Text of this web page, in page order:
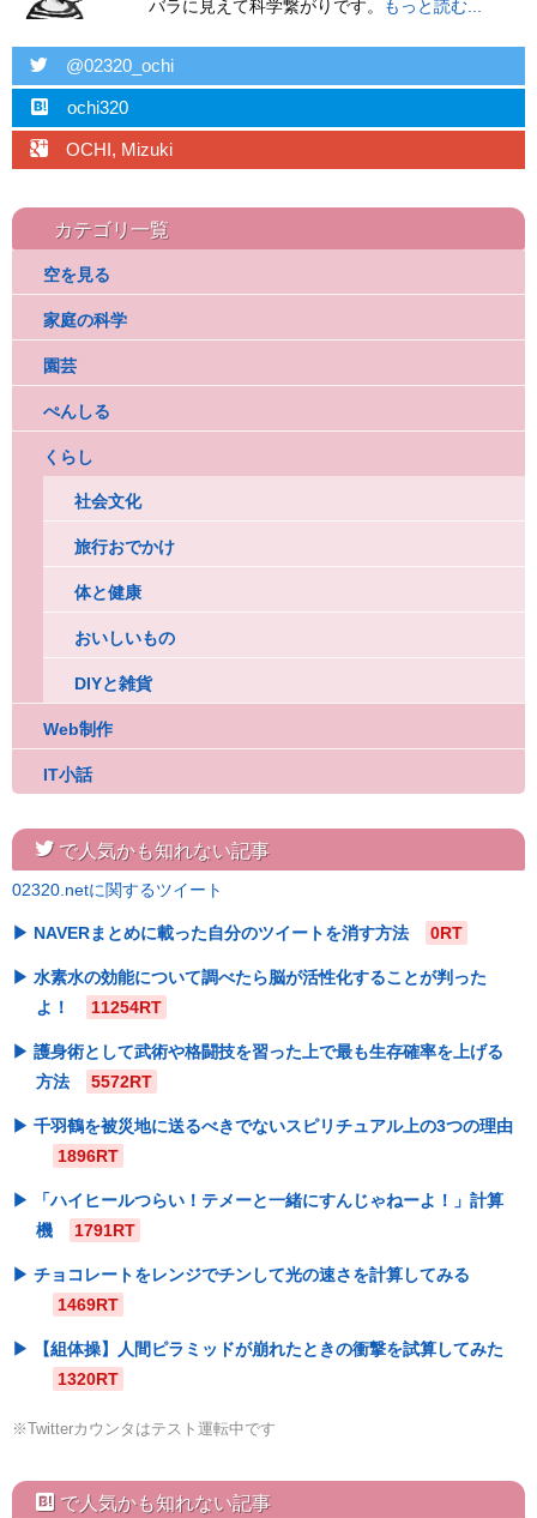
バラに見えて科学繋がりです。 もっと読む...
twitter @02320_ochi
hatebu ochi320
googleplus OCHI, Mizuki
カテゴリ一覧
空を見る
家庭の科学
園芸
ぺんしる
くらし
社会文化
旅行おでかけ
体と健康
おいしいもの
DIYと雑貨
Web制作
IT小話
twitterで人気かも知れない記事
02320.netに関するツイート
NAVERまとめに載った自分のツイートを消す方法 0RT
水素水の効能について調べたら脳が活性化することが判った
よ！
11254RT
護身術として武術や格闘技を習った上で最も生存確率を上げる
方法
5572RT
千羽鶴を被災地に送るべきでないスピリチュアル上の3つの理由
1896RT
「ハイヒールつらい！テメーと一緒にすんじゃねーよ！」計算
機
1791RT
チョコレートをレンジでチンして光の速さを計算してみる
1469RT
【組体操】人間ピラミッドが崩れたときの衝撃を試算してみた
1320RT
※Twitterカウンタはテスト運転中です
hatebu で人気かも知れない記事